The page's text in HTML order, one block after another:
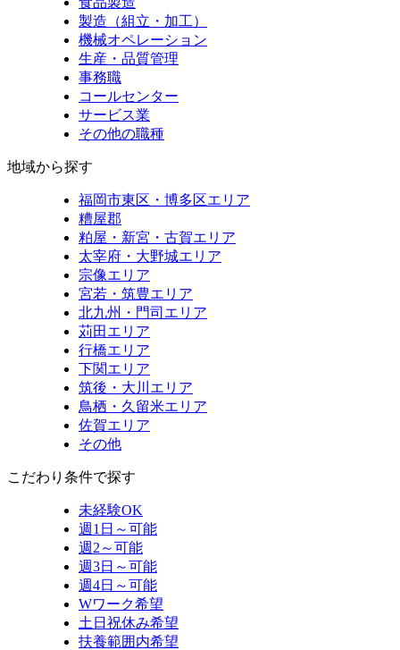
製造（組立・加工）
機械オペレーション
生産・品質管理
事務職
コールセンター
サービス業
その他の職種
地域から探す
福岡市東区・博多区エリア
糟屋郡
粕屋・新宮・古賀エリア
太宰府・大野城エリア
宗像エリア
宮若・筑豊エリア
北九州・門司エリア
苅田エリア
行橋エリア
下関エリア
筑後・大川エリア
鳥栖・久留米エリア
佐賀エリア
その他
こだわり条件で探す
未経験OK
週1日～可能
週2～可能
週3日～可能
週4日～可能
Wワーク希望
土日祝休み希望
扶養範囲内希望